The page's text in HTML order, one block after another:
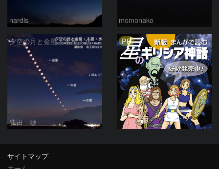
nardis momonako
夕空の月と金星・木星・水星の接近 2026/6/18
豊田 敏
PR
サイトマップ